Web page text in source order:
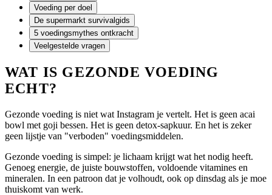
Voeding per doel
De supermarkt survivalgids
5 voedingsmythes ontkracht
Veelgestelde vragen
WAT IS GEZONDE VOEDING
ECHT?
Gezonde voeding is niet wat Instagram je vertelt. Het is geen acai
bowl met goji bessen. Het is geen detox-sapkuur. En het is zeker
geen lijstje van "verboden" voedingsmiddelen.
Gezonde voeding is simpel: je lichaam krijgt wat het nodig heeft.
Genoeg energie, de juiste bouwstoffen, voldoende vitamines en
mineralen. In een patroon dat je volhoudt, ook op dinsdag als je moe
thuiskomt van werk.